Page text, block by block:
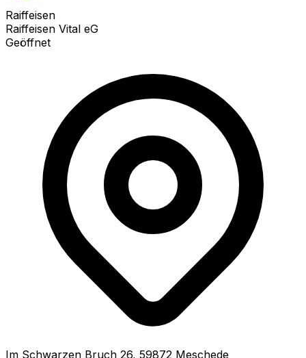
Raiffeisen
Raiffeisen Vital eG
Geöffnet
Im Schwarzen Bruch 26, 59872 Meschede